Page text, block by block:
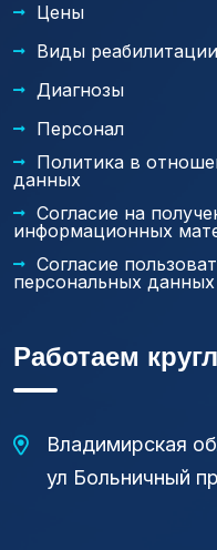
Цены
Виды реабилитации
Диагнозы
Персонал
Политика в
данных
Согласие на
информационных
Согласие
персональных данных
Работаем
Владимирская
ул Больничный